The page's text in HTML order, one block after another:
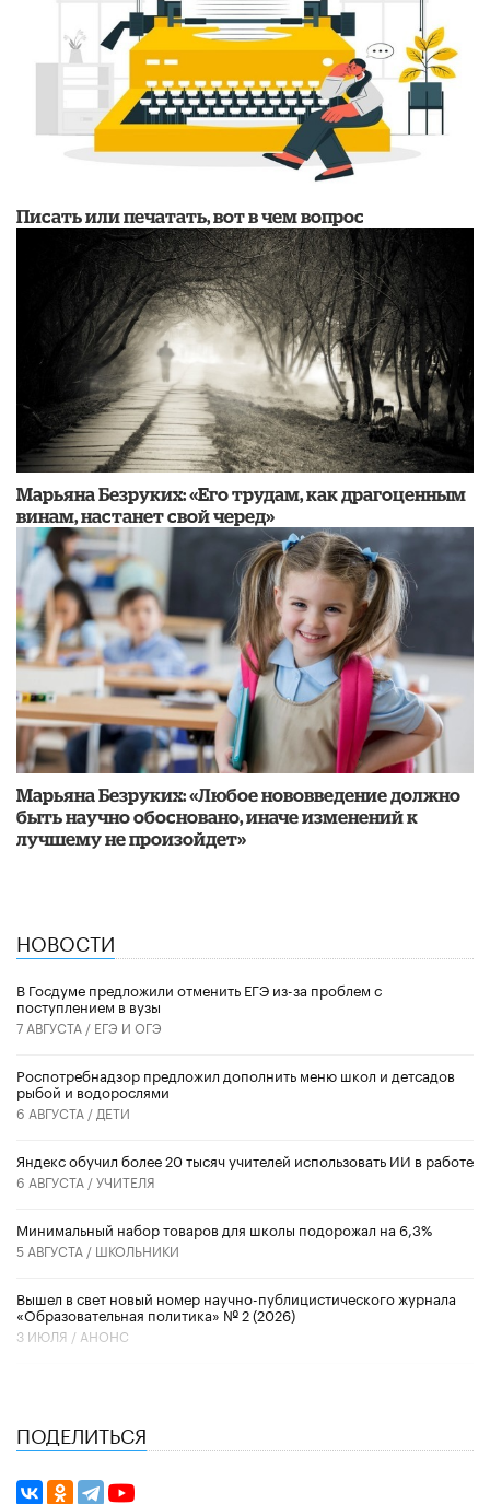
Писать или печатать, вот в чем вопрос
Марьяна Безруких: «Его трудам, как драгоценным
винам, настанет свой черед»
Марьяна Безруких: «Любое нововведение должно
быть научно обосновано, иначе изменений к
лучшему не произойдет»
НОВОСТИ
В Госдуме предложили отменить ЕГЭ из-за проблем с
поступлением в вузы
7 АВГУСТА / ЕГЭ И ОГЭ
Роспотребнадзор предложил дополнить меню школ и детсадов
рыбой и водорослями
6 АВГУСТА / ДЕТИ
​Яндекс обучил более 20 тысяч учителей использовать ИИ в работе
6 АВГУСТА /УЧИТЕЛЯ
Минимальный набор товаров для школы подорожал на 6,3%
5 АВГУСТА / ШКОЛЬНИКИ
Вышел в свет новый номер научно-публицистического журнала
«Образовательная политика» № 2 (2026)
3 ИЮЛЯ / АНОНС
ПОДЕЛИТЬСЯ